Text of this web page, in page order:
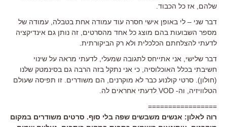
שלהם, אז כל הכבוד.
דבר שני – לי באופן אישי חסרה עוד עמודה אחת בטבלה, עמודה של
מספר השבועות בהם מוצג כל אחד מהסרטים, זה נותן גם אינדיקציה
לדעתי להצלחתם הכלכלית ולא רק הביקורתית.
דבר שלישי, אני אתייחס לתגובה שמעלי, לדעתי מראה על שינוי
חשיבתי בכלל האוכלוסיה, כי אני נתקל בזה הרבה גם בסינמטק שלנו
(חולון). סרטי קולנוע כבר לא מוקרנים, הם משודרים. זו תפיסה שעולם
הטלוויזיה, וה- VOD לדעתי אחראים לה.
=================
רוה לאלון: אנשים משבשים שפה בלי סוף. סרטים משודרים במקום